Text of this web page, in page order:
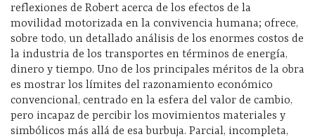
reflexiones de Robert acerca de los efectos de la
movilidad motorizada en la convivencia humana; ofrece,
sobre todo, un detallado análisis de los enormes costos de
la industria de los transportes en términos de energía,
dinero y tiempo. Uno de los principales méritos de la obra
es mostrar los límites del razonamiento económico
convencional, centrado en la esfera del valor de cambio,
pero incapaz de percibir los movimientos materiales y
simbólicos más allá de esa burbuja. Parcial, incompleta,